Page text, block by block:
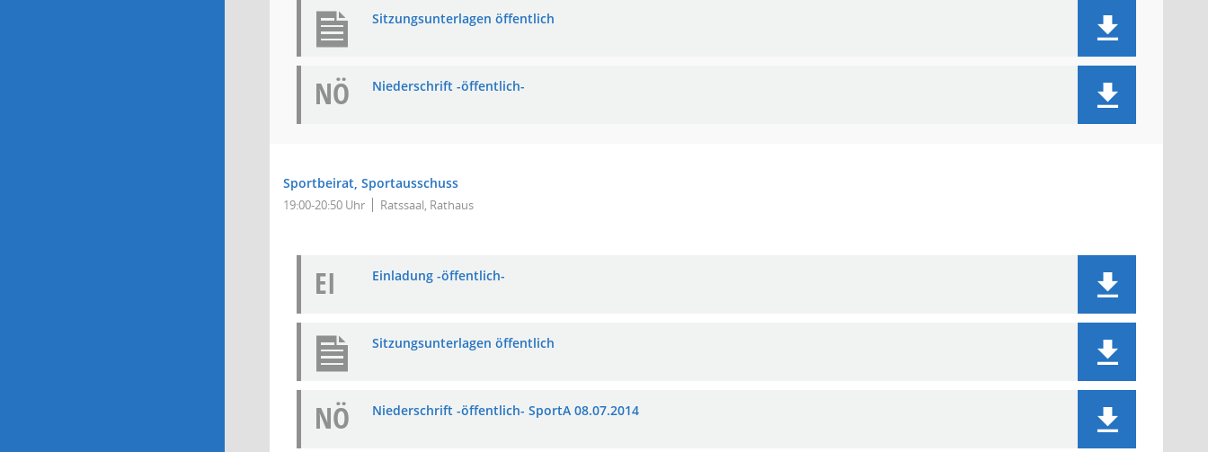
Sitzungsunterlagen öffentlich
NÖ Niederschrift -öffentlich-
Sportbeirat, Sportausschuss
19:00-20:50 Uhr Ratssaal, Rathaus
EI Einladung -öffentlich-
Sitzungsunterlagen öffentlich
NÖ Niederschrift -öffentlich- SportA 08.07.2014